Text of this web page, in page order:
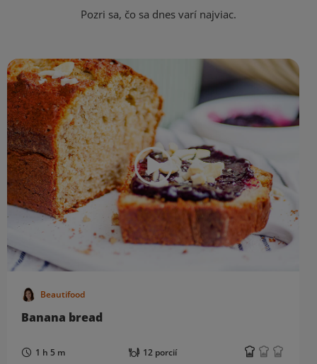
Pozri sa, čo sa dnes varí najviac.
Beautifood
Banana bread
1 h 5 m 12 porcií